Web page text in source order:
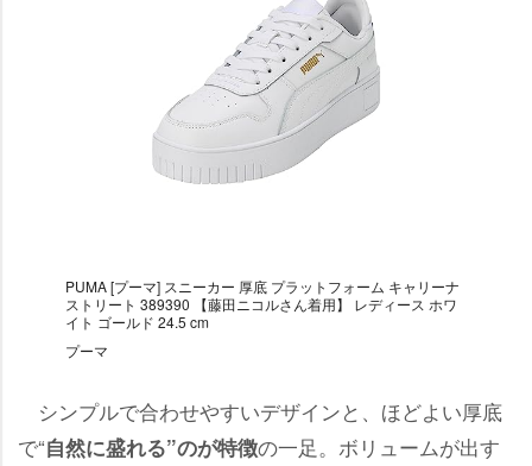
PUMA [プーマ] スニーカー 厚底 プラットフォーム キャリーナ
ストリート 389390 【藤田ニコルさん着用】 レディース ホワ
イト ゴールド 24.5 cm
プーマ
シンプルで合わせやすいデザインと、ほどよい厚底
で“自然に盛れる”のが特徴の一足。ボリュームが出す